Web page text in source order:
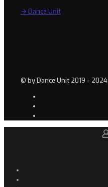
→ Dance Unit
© by Dance Unit 2019 - 2024